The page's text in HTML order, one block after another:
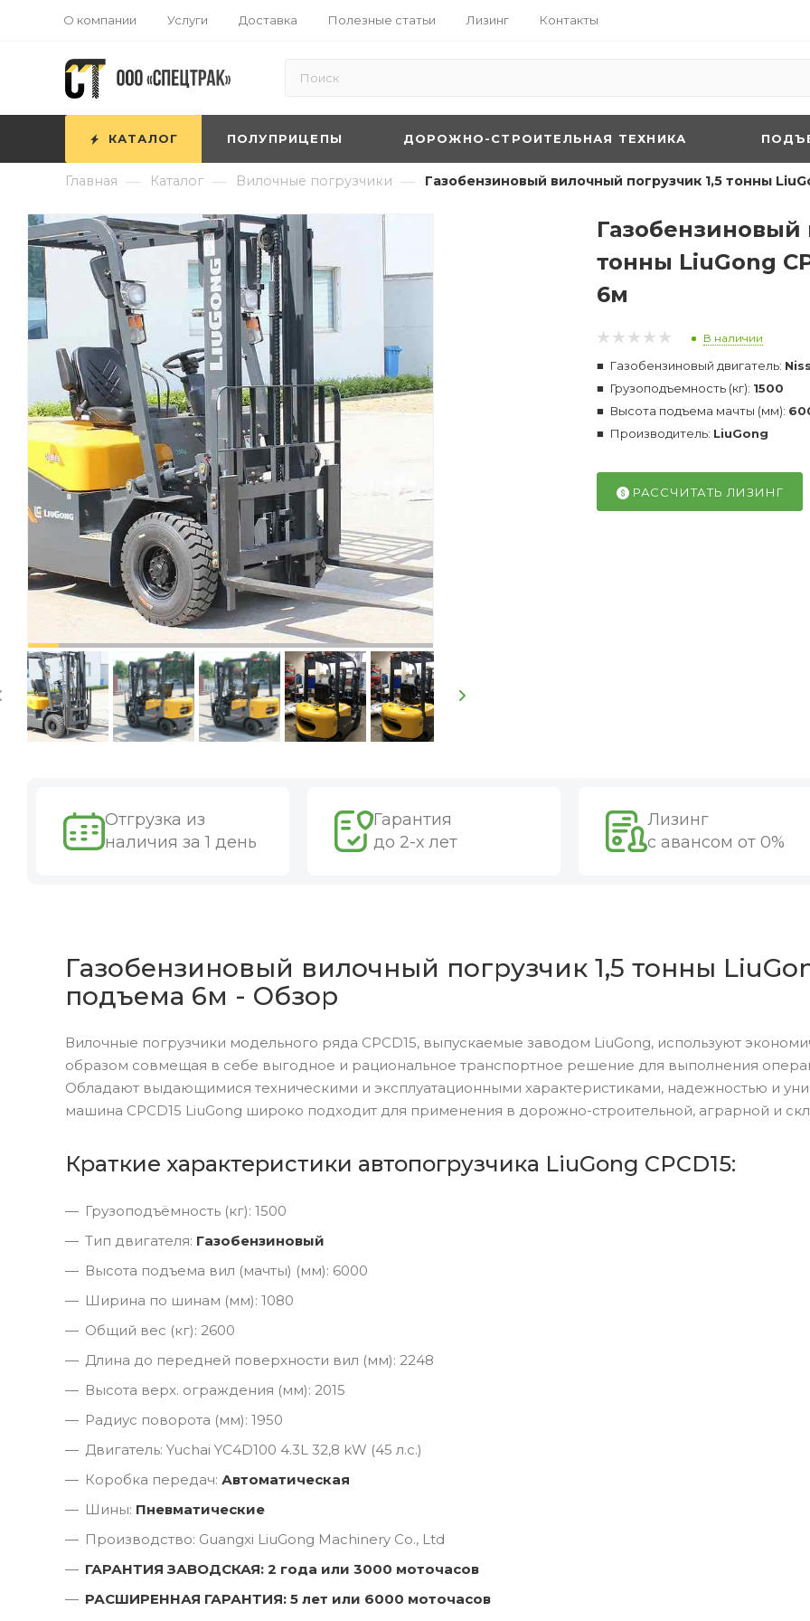
О компании Услуги Доставка Полезные статьи Лизинг Контакты
КАТАЛОГ ПОЛУПРИЦЕПЫ ДОРОЖНО-СТРОИТЕЛЬНАЯ ТЕХНИКА
Главная — Каталог — Вилочные погрузчики — Газобензиновый вилочный погрузчик 1,5 тонны
Газобензиновый
тонны LiuGong
6м
В наличии
Газобензиновый двигатель:
Грузоподъемность (кг): 1500
Высота подъема мачты (мм):
Производитель: LiuGong
РАССЧИТАТЬ ЛИЗИНГ
Отгрузка из
наличия за 1 день
Гарантия
до 2-х лет
Лизинг
с авансом от 0%
Газобензиновый вилочный погрузчик 1,5 тонны
подъема 6м - Обзор
Вилочные погрузчики модельного ряда CPCD15, выпускаемые заводом LiuGong, используют
образом совмещая в себе выгодное и рациональное транспортное решение для выполнения
Обладают выдающимися техническими и эксплуатационными характеристиками, надежностью и
машина CPCD15 LiuGong широко подходит для применения в дорожно-строительной, аграрной и
Краткие характеристики автопогрузчика LiuGong CPCD15:
Грузоподъёмность (кг): 1500
Тип двигателя: Газобензиновый
Высота подъема вил (мачты) (мм): 6000
Ширина по шинам (мм): 1080
Общий вес (кг): 2600
Длина до передней поверхности вил (мм): 2248
Высота верх. ограждения (мм): 2015
Радиус поворота (мм): 1950
Двигатель: Yuchai YC4D100 4.3L 32,8 kW (45 л.с.)
Коробка передач: Автоматическая
Шины: Пневматические
Производство: Guangxi LiuGong Machinery Co., Ltd
ГАРАНТИЯ ЗАВОДСКАЯ: 2 года или 3000 моточасов
РАСШИРЕННАЯ ГАРАНТИЯ: 5 лет или 6000 моточасов